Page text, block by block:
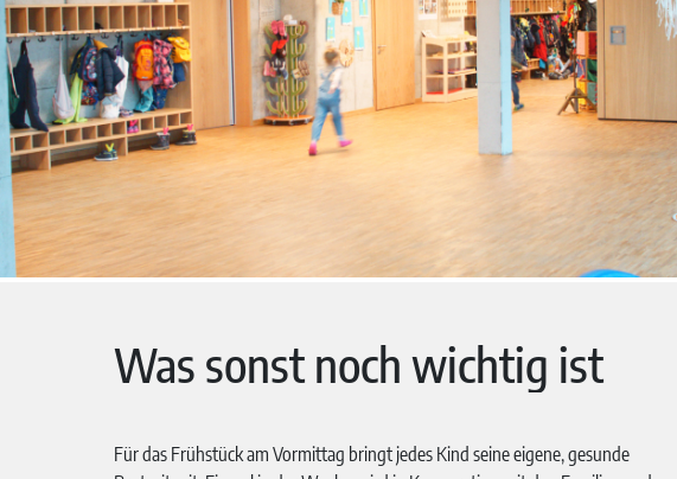
Was sonst noch wichtig ist
Für das Frühstück am Vormittag bringt jedes Kind seine eigene, gesunde